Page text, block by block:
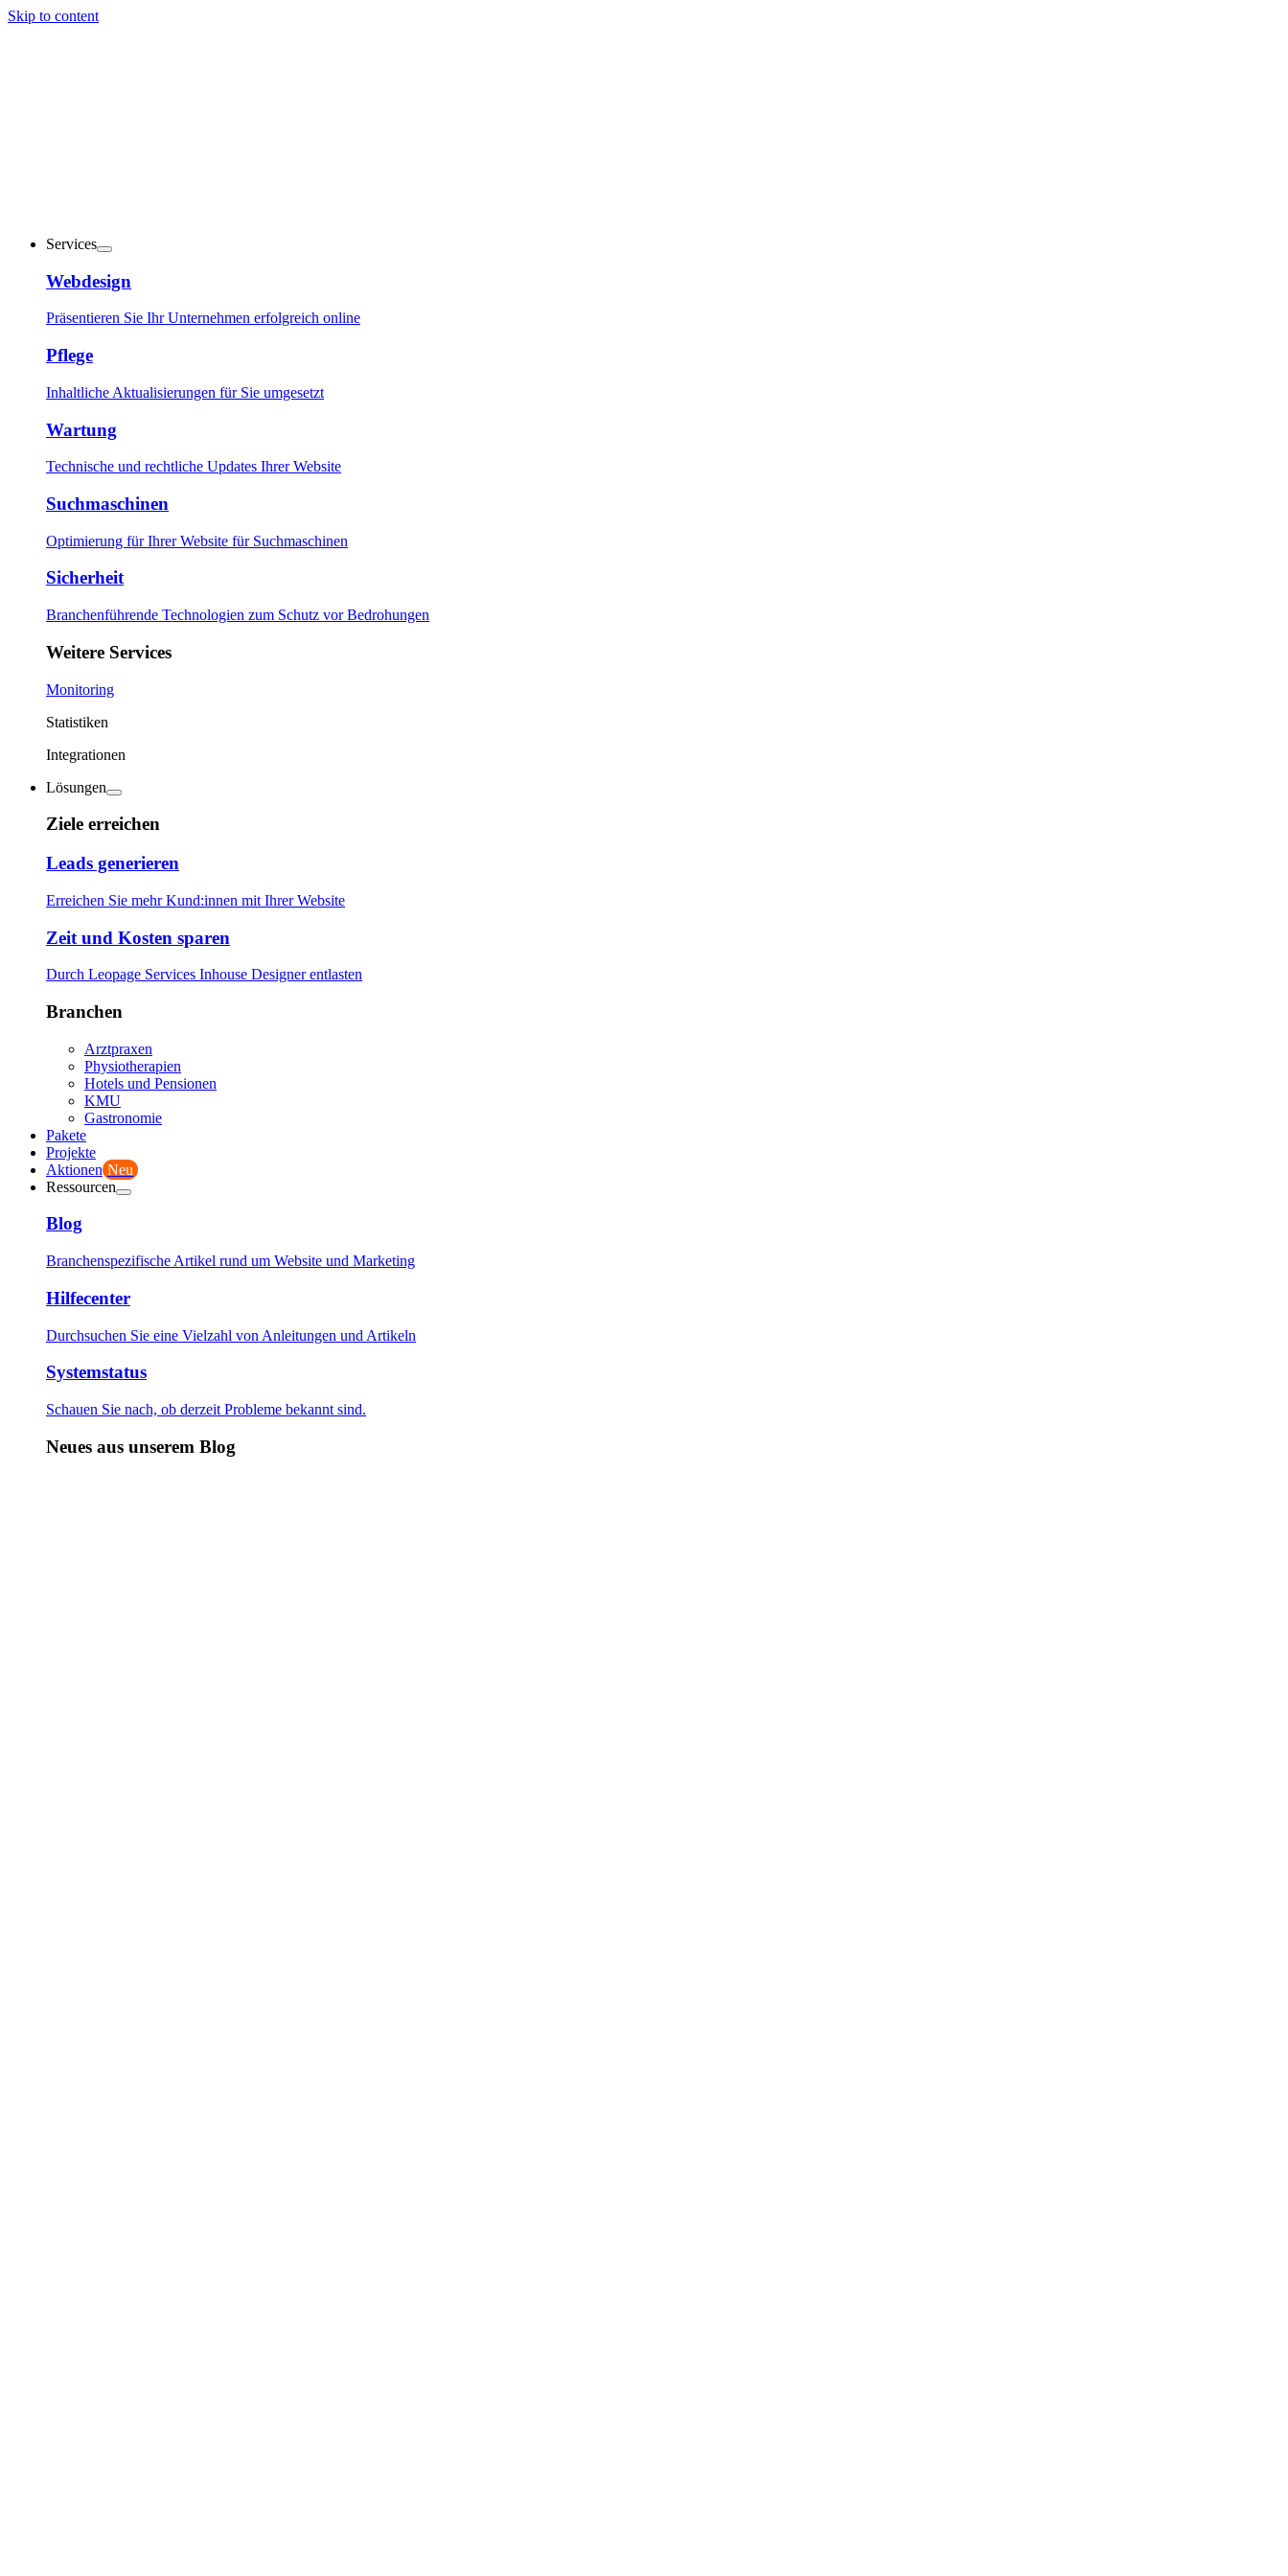
Skip to content
Services
Webdesign
Präsentieren Sie Ihr Unternehmen erfolgreich online
Pflege
Inhaltliche Aktualisierungen für Sie umgesetzt
Wartung
Technische und rechtliche Updates Ihrer Website
Suchmaschinen
Optimierung für Ihrer Website für Suchmaschinen
Sicherheit
Branchenführende Technologien zum Schutz vor Bedrohungen
Weitere Services
Monitoring
Statistiken
Integrationen
Lösungen
Ziele erreichen
Leads generieren
Erreichen Sie mehr Kund:innen mit Ihrer Website
Zeit und Kosten sparen
Durch Leopage Services Inhouse Designer entlasten
Branchen
Arztpraxen
Physiotherapien
Hotels und Pensionen
KMU
Gastronomie
Pakete
Projekte
Aktionen Neu
Ressourcen
Blog
Branchenspezifische Artikel rund um Website und Marketing
Hilfecenter
Durchsuchen Sie eine Vielzahl von Anleitungen und Artikeln
Systemstatus
Schauen Sie nach, ob derzeit Probleme bekannt sind.
Neues aus unserem Blog